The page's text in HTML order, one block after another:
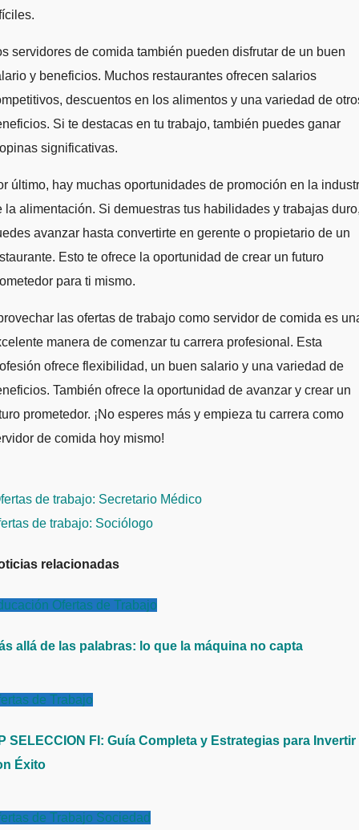
servidores de comida también pueden disfrutar de un buen
y beneficios. Muchos restaurantes ofrecen salarios
descuentos en los alimentos y una variedad de
Si te destacas en tu trabajo, también puedes ganar
significativas.
último, hay muchas oportunidades de promoción en la
la alimentación. Si demuestras tus habilidades y trabajas
avanzar hasta convertirte en gerente o propietario de un
Esto te ofrece la oportunidad de crear un futuro
para ti mismo.
las ofertas de trabajo como servidor de comida es
manera de comenzar tu carrera profesional. Esta
ofrece flexibilidad, un buen salario y una variedad de
También ofrece la oportunidad de avanzar y crear un
prometedor. ¡No esperes más y empieza tu carrera como
de comida hoy mismo!
de trabajo: Secretario Médico
de trabajo: Sociólogo
relacionadas
Ofertas de Trabajo
allá de las palabras: lo que la máquina no capta
de Trabajo
SELECCION FI: Guía Completa y Estrategias para Invertir
Éxito
de Trabajo Sociedad